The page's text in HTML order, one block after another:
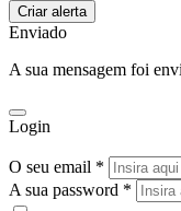
Enviado
A sua mensagem foi
Login
O seu email *
A sua password *